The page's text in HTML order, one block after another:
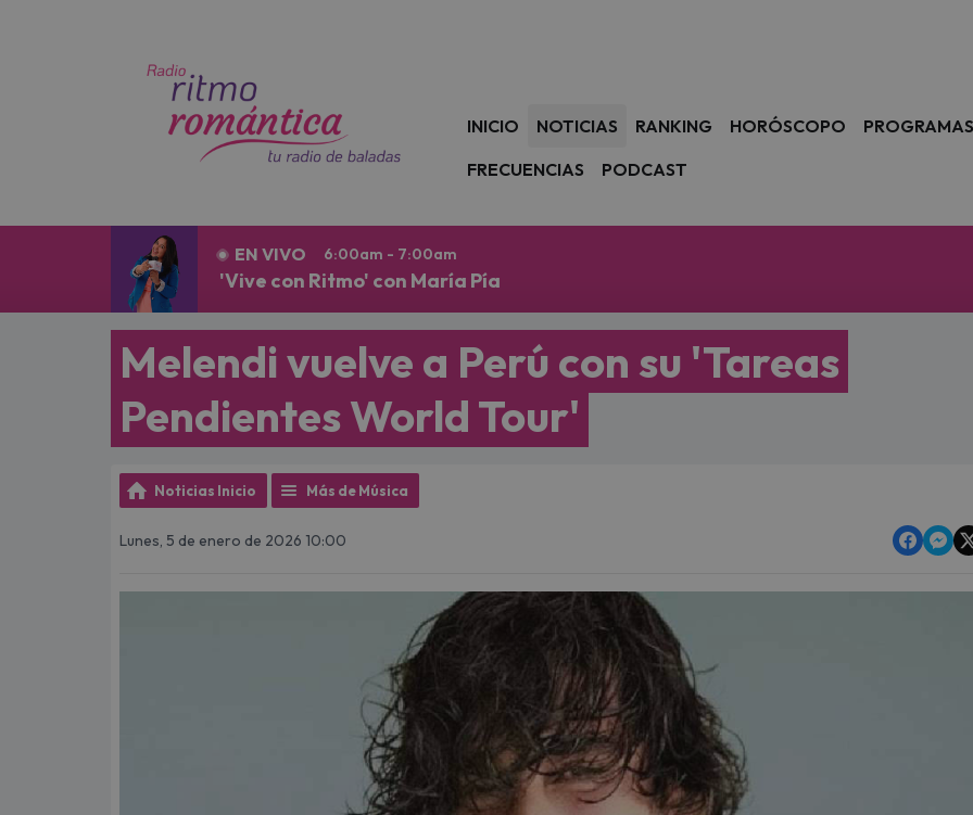
INICIO NOTICIAS RANKING HORÓSCOPO PROGRAMAS
FRECUENCIAS
PODCAST
EN VIVO 6:00am - 7:00am
'Vive con Ritmo' con María Pía
Melendi vuelve a Perú con su 'Tareas
Pendientes World Tour'
Noticias Inicio Más de Música
Lunes, 5 de enero de 2026 10:00